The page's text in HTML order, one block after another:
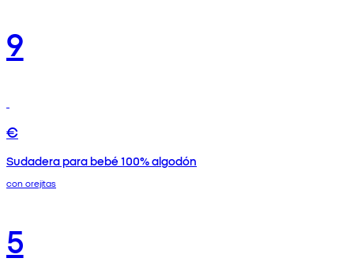
9
€
Sudadera para bebé 100% algodón
con orejitas
5